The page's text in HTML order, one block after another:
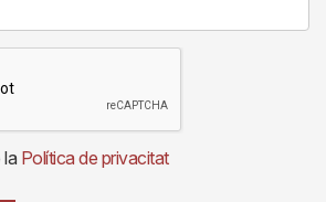
la Política de privacitat